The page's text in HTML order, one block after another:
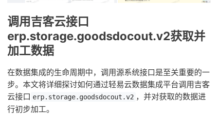
调用吉客云接口
erp.storage.goodsdocout.v2获取并
加工数据
在数据集成的生命周期中，调用源系统接口是至关重要的一
步。本文将详细探讨如何通过轻易云数据集成平台调用吉客
云接口 erp.storage.goodsdocout.v2 ，并对获取的数据进
行初步加工。